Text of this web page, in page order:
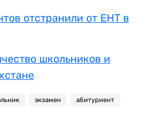
отстранили от ЕНТ в
школьников и
экзамен абитуриент